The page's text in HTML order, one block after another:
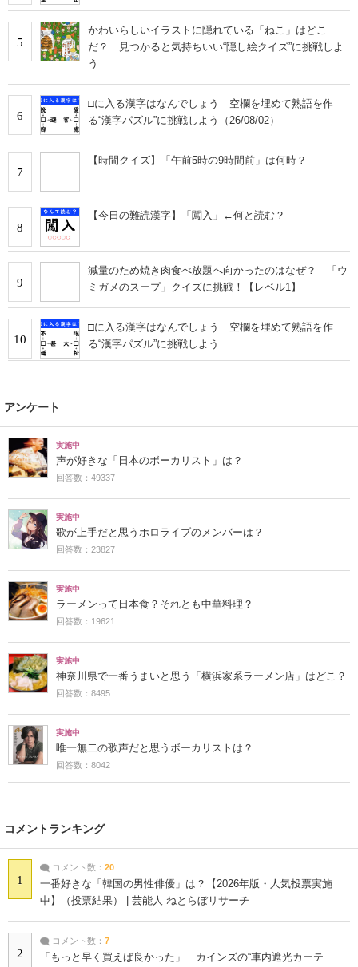
5
かわいらしいイラストに隠れている「ねこ」はどこ
だ？ 見つかると気持ちいい“隠し絵クイズ”に挑戦しよ
う
6
□に入る漢字はなんでしょう 空欄を埋めて熟語を作
る“漢字パズル”に挑戦しよう（26/08/02）
7
【時間クイズ】「午前5時の9時間前」は何時？
8
【今日の難読漢字】「闖入」←何と読む？
9
減量のため焼き肉食べ放題へ向かったのはなぜ？ 「ウ
ミガメのスープ」クイズに挑戦！【レベル1】
10
□に入る漢字はなんでしょう 空欄を埋めて熟語を作
る“漢字パズル”に挑戦しよう
アンケート
実施中
声が好きな「日本のボーカリスト」は？
回答数：49337
実施中
歌が上手だと思うホロライブのメンバーは？
回答数：23827
実施中
ラーメンって日本食？それとも中華料理？
回答数：19621
実施中
神奈川県で一番うまいと思う「横浜家系ラーメン店」はどこ？
回答数：8495
実施中
唯一無二の歌声だと思うボーカリストは？
回答数：8042
コメントランキング
1
コメント数： 20
一番好きな「韓国の男性俳優」は？【2026年版・人気投票実施
中】（投票結果） | 芸能人 ねとらぼリサーチ
2
コメント数： 7
「もっと早く買えば良かった」 カインズの“車内遮光カーテ